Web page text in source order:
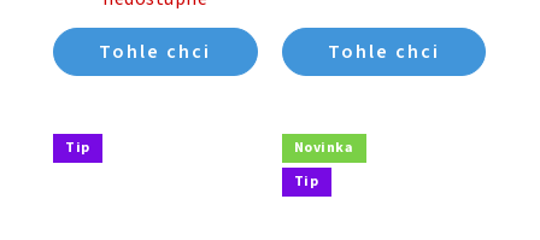
Tip
Novinka
Tip